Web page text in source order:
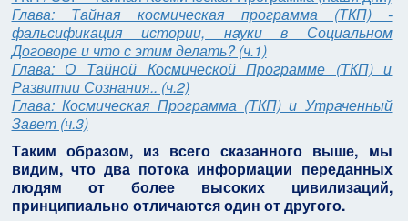
Глава: Тайная космическая программа (ТКП) -
фальсификация истории, науки в Социальном
Договоре и что с этим делать? (ч.1)
Глава: О Тайной Космической Программе (ТКП) и
Развитии Сознания.. (ч.2)
Глава: Космическая Программа (ТКП) и Утраченный
Завет (ч.3)
Таким образом, из всего сказанного выше, мы
видим, что два потока информации переданных
людям от более высоких цивилизаций,
принципиально отличаются один от другого.